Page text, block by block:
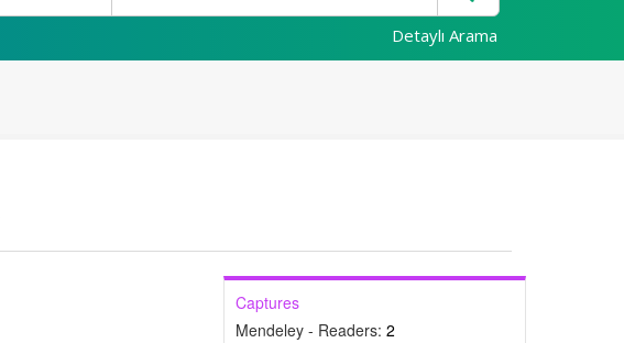
Detaylı Arama
Captures
Mendeley - Readers: 2